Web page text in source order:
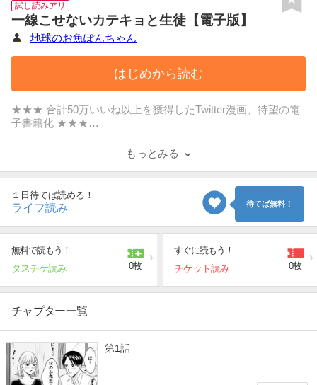
試し読みアリ
一線こせないカテキョと生徒【電子版】
地球のお魚ぽんちゃん
はじめから読む
★★★ 合計50万いいね以上を獲得したTwitter漫画、待望の電
子書籍化 ★★★
子高校生・高木くんに授業そっちのけで色仕掛け！
あの手この手で誘惑するカテキョとおバカすぎてナチュラル
に回避しちゃう生徒。
両思いなのに一生一線をこせなさそうな二人による、予測不
能でもどかしい恋の攻防から目が離せない――!!
もっとみる
１日待てば読める！
ライフ読み 待てば無料！
無料で読もう！
タスチケ読み 0枚
すぐに読もう！
チケット読み 0枚
チャプター一覧
第1話